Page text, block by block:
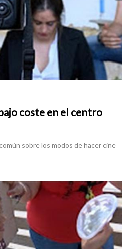
coste en el centro
sobre los modos de hacer cine